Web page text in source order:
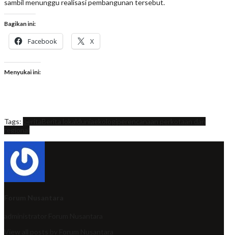
sambil menunggu realisasi pembangunan tersebut.
Bagikan ini:
Facebook X
Menyukai ini:
Tags: